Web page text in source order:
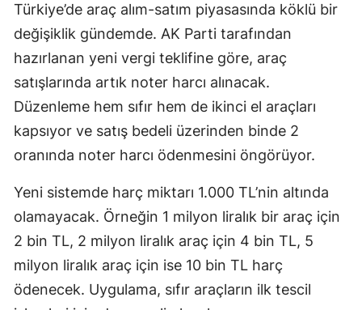
Türkiye’de araç alım-satım piyasasında köklü bir
değişiklik gündemde. AK Parti tarafından
hazırlanan yeni vergi teklifine göre, araç
satışlarında artık noter harcı alınacak.
Düzenleme hem sıfır hem de ikinci el araçları
kapsıyor ve satış bedeli üzerinden binde 2
oranında noter harcı ödenmesini öngörüyor.
Yeni sistemde harç miktarı 1.000 TL’nin altında
olamayacak. Örneğin 1 milyon liralık bir araç için
2 bin TL, 2 milyon liralık araç için 4 bin TL, 5
milyon liralık araç için ise 10 bin TL harç
ödenecek. Uygulama, sıfır araçların ilk tescil